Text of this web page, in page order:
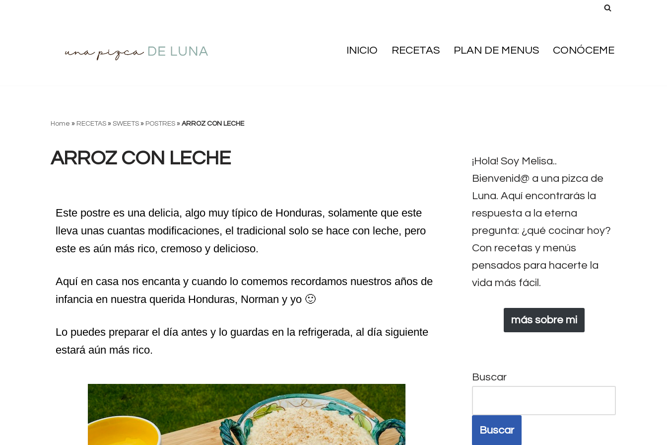
INICIO RECETAS PLAN DE MENUS CONÓCEME
Home » RECETAS » SWEETS » POSTRES » ARROZ CON LECHE
ARROZ CON LECHE
Este postre es una delicia, algo muy típico de Honduras, solamente que este
lleva unas cuantas modificaciones, el tradicional solo se hace con leche, pero
este es aún más rico, cremoso y delicioso.
Aquí en casa nos encanta y cuando lo comemos recordamos nuestros años de
infancia en nuestra querida Honduras, Norman y yo 🙂
Lo puedes preparar el día antes y lo guardas en la refrigerada, al día siguiente
estará aún más rico.
¡Hola! Soy Melisa..
Bienvenid@ a una pizca de
Luna. Aquí encontrarás la
respuesta a la eterna
pregunta: ¿qué cocinar hoy?
Con recetas y menús
pensados para hacerte la
vida más fácil.
más sobre mi
Buscar
Buscar